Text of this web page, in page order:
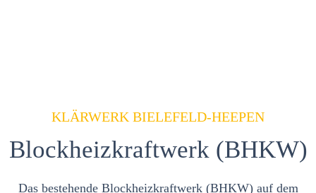
KLÄRWERK BIELEFELD-HEEPEN
Blockheizkraftwerk (BHKW)
Das bestehende Blockheizkraftwerk (BHKW) auf dem